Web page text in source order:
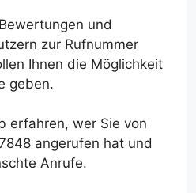
und
zur Rufnummer
Ihnen die Möglichkeit
geben.
erfahren, wer Sie von
angerufen hat und
Anrufe.